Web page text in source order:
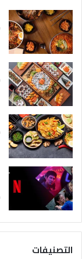
م
ش
ا
ه
د
ة
ف
ي
ا
ل
و
ط
ن
ا
ل
ع
ر
ب
ي
التصنيفات